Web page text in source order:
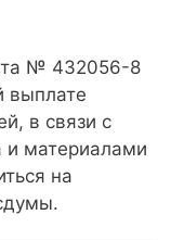
№ 432056-8
выплате
в связи с
и материалами
на